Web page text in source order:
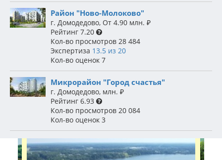
Район "Ново-Молоково"
г. Домодедово, От 4.90 млн. ₽
Рейтинг7.20
Кол-во просмотров28 484
Экспертиза 13.5 из 20
Кол-во оценок7
Микрорайон "Город счастья"
г. Домодедово, млн. ₽
Рейтинг6.93
Кол-во просмотров20 084
Кол-во оценок3